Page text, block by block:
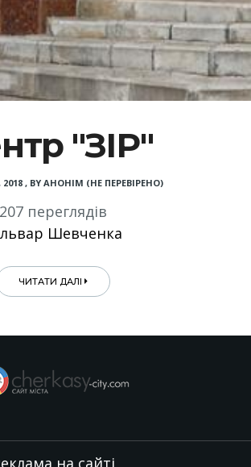
"ЗІР"
, BY АНОНІМ (НЕ ПЕРЕВІРЕНО)
207 переглядів
Шевченка
ЧИТАТИ ДАЛІ
на сайті